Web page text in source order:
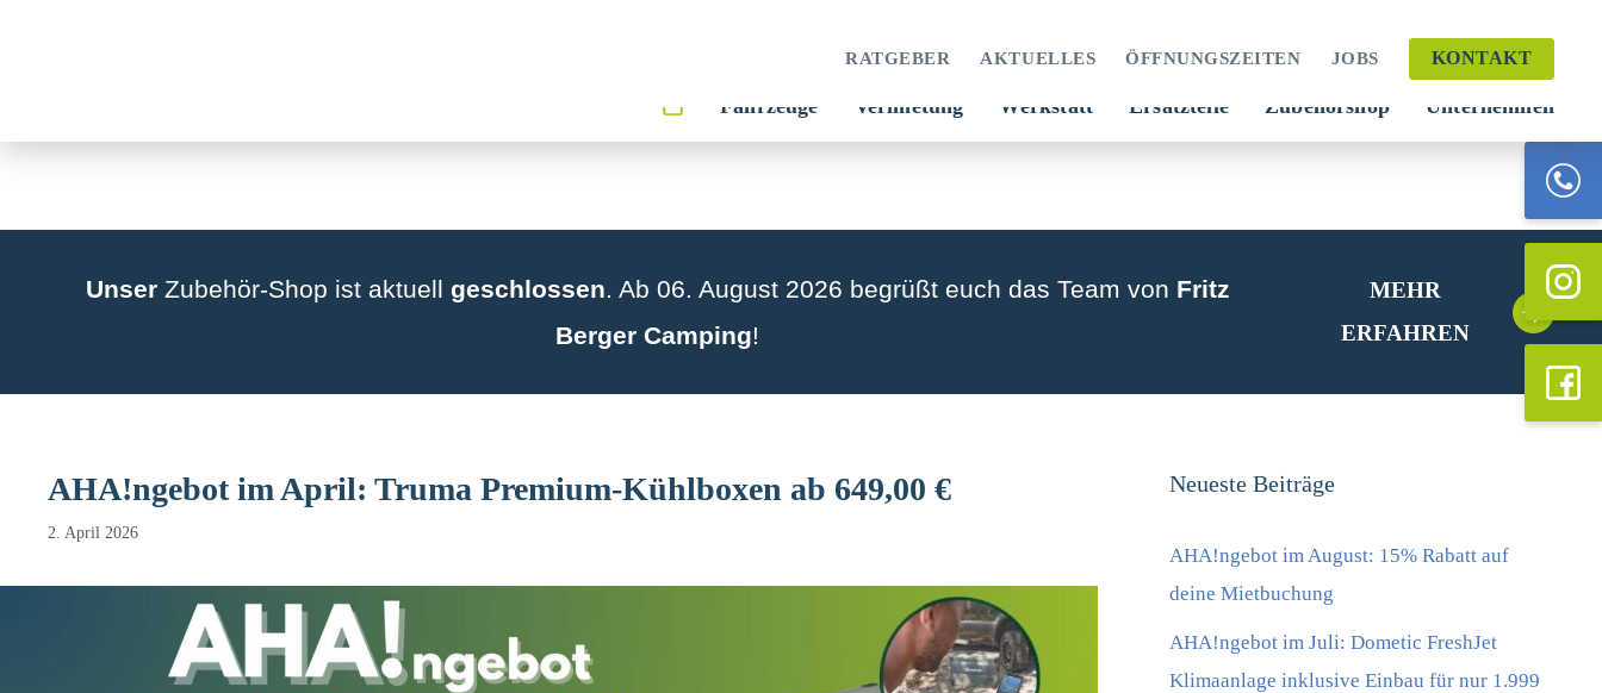
Inhalt
UnserZubehör-Shop ist aktuell geschlossen. Ab 06. August 2026 begrüßt euch das Team von Fritz
Berger Camping!
MEHR
ERFAHREN
RATGEBER AKTUELLES ÖFFNUNGSZEITEN JOBS KONTAKT
Fahrzeuge Vermietung Werkstatt Ersatzteile Zubehörshop Unternehmen
AHA!ngebot im April: Truma Premium-Kühlboxen ab 649,00 €
2. April 2026
Neueste Beiträge
AHA!ngebot im August: 15% Rabatt auf
deine Mietbuchung
AHA!ngebot im Juli: Dometic FreshJet
Klimaanlage inklusive Einbau für nur 1.999